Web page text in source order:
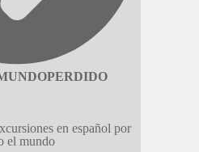
en español por
el mundo